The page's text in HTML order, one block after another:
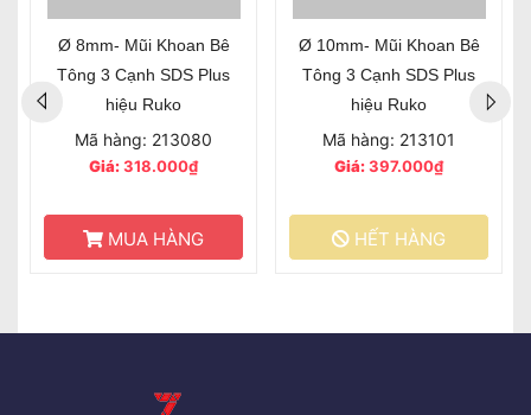
Ø 8mm- Mũi Khoan Bê
Tông 3 Cạnh SDS Plus
hiệu Ruko
Mã hàng: 213080
Giá:318.000₫
MUA HÀNG
Ø 10mm- Mũi Khoan Bê
Tông 3 Cạnh SDS Plus
hiệu Ruko
Mã hàng: 213101
Giá:397.000₫
HẾT HÀNG